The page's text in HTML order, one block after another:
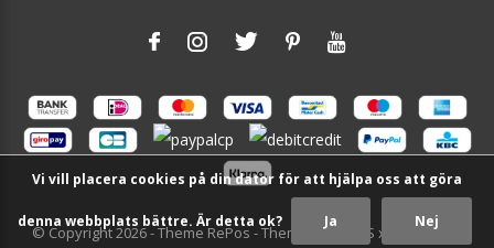
© Copyright2026- Theme RePos - Theme ByDMWS x Plus+-RSS
Vi vill placera cookies på din dator för att hjälpa oss att göra
denna webbplats bättre. Är detta ok? Ja Nej